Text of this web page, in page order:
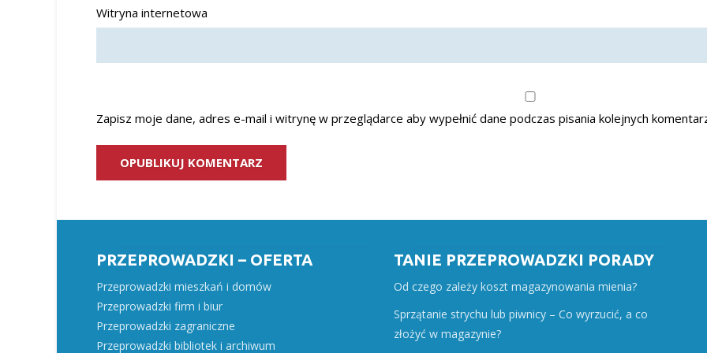
Witryna internetowa
Zapisz moje dane, adres e-mail i witrynę w przeglądarce aby wypełnić dane podczas pisania kolejnych
PRZEPROWADZKI – OFERTA
Przeprowadzki mieszkań i domów
Przeprowadzki firm i biur
Przeprowadzki zagraniczne
Przeprowadzki bibliotek i archiwum
TANIE PRZEPROWADZKI PORADY
Od czego zależy koszt magazynowania mienia?
Sprzątanie strychu lub piwnicy – Co wyrzucić, a co
złożyć w magazynie?